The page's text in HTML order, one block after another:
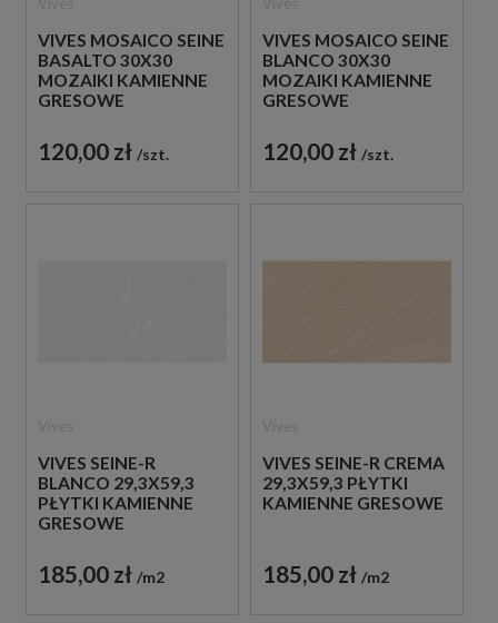
VIVES MOSAICO SEINE
BASALTO 30X30
MOZAIKI KAMIENNE
GRESOWE
120,00 zł szt.
VIVES MOSAICO SEINE
BLANCO 30X30
MOZAIKI KAMIENNE
GRESOWE
120,00 zł szt.
VIVES SEINE-R
BLANCO 29,3X59,3
PŁYTKI KAMIENNE
GRESOWE
185,00 zł m2
VIVES SEINE-R CREMA
29,3X59,3 PŁYTKI
KAMIENNE GRESOWE
185,00 zł m2